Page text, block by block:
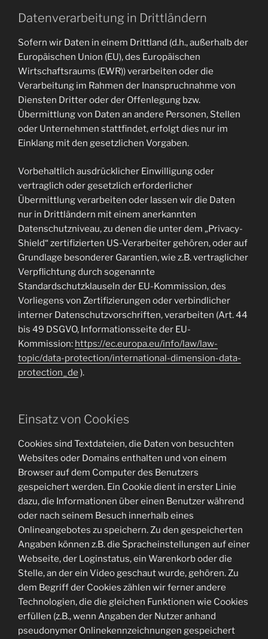
Datenverarbeitung in Drittländern
Sofern wir Daten in einem Drittland (d.h., außerhalb der
Europäischen Union (EU), des Europäischen
Wirtschaftsraums (EWR)) verarbeiten oder die
Verarbeitung im Rahmen der Inanspruchnahme von
Diensten Dritter oder der Offenlegung bzw.
Übermittlung von Daten an andere Personen, Stellen
oder Unternehmen stattfindet, erfolgt dies nur im
Einklang mit den gesetzlichen Vorgaben.
Vorbehaltlich ausdrücklicher Einwilligung oder
vertraglich oder gesetzlich erforderlicher
Übermittlung verarbeiten oder lassen wir die Daten
nur in Drittländern mit einem anerkannten
Datenschutzniveau, zu denen die unter dem „Privacy-
Shield“ zertifizierten US-Verarbeiter gehören, oder auf
Grundlage besonderer Garantien, wie z.B. vertraglicher
Verpflichtung durch sogenannte
Standardschutzklauseln der EU-Kommission, des
Vorliegens von Zertifizierungen oder verbindlicher
interner Datenschutzvorschriften, verarbeiten (Art. 44
bis 49 DSGVO, Informationsseite der EU-
Kommission: https://ec.europa.eu/info/law/law-
topic/data-protection/international-dimension-data-
protection_de ).
Einsatz von Cookies
Cookies sind Textdateien, die Daten von besuchten
Websites oder Domains enthalten und von einem
Browser auf dem Computer des Benutzers
gespeichert werden. Ein Cookie dient in erster Linie
dazu, die Informationen über einen Benutzer während
oder nach seinem Besuch innerhalb eines
Onlineangebotes zu speichern. Zu den gespeicherten
Angaben können z.B. die Spracheinstellungen auf einer
Webseite, der Loginstatus, ein Warenkorb oder die
Stelle, an der ein Video geschaut wurde, gehören. Zu
dem Begriff der Cookies zählen wir ferner andere
Technologien, die die gleichen Funktionen wie Cookies
erfüllen (z.B., wenn Angaben der Nutzer anhand
pseudonymer Onlinekennzeichnungen gespeichert